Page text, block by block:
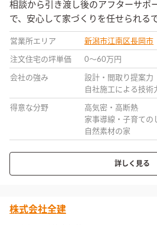
相談から引き渡し後のアフターサポ
で、安心して家づくりを任せられる
営業所エリア 新潟市江南区長岡市
注文住宅の坪単価 0〜60万円
会社の強み
設計・間取り提案力
自社施工による技術
得意な分野
高気密・高断熱
家事導線・子育ての
自然素材の家
詳しく見る
株式会社全建